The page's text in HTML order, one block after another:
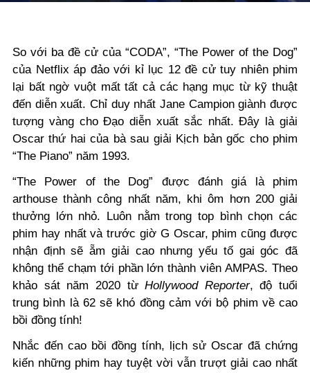
So với ba đề cử của “CODA”, “The Power of the Dog”
của Netflix áp đảo với kỉ lục 12 đề cử tuy nhiên phim
lại bất ngờ vuột mất tất cả các hạng mục từ kỹ thuật
đến diễn xuất. Chỉ duy nhất Jane Campion giành được
tượng vàng cho Đạo diễn xuất sắc nhất. Đây là giải
Oscar thứ hai của bà sau giải Kịch bản gốc cho phim
“The Piano” năm 1993.
“The Power of the Dog” được đánh giá là phim
arthouse thành công nhất năm, khi ôm hơn 200 giải
thưởng lớn nhỏ. Luôn nằm trong top bình chọn các
phim hay nhất và trước giờ G Oscar, phim cũng được
nhận định sẽ ẵm giải caonhưngyếu tố gai góc đã
không thể chạm tới phần lớn thành viên AMPAS. Theo
khảo sát năm 2020 từHollywood Reporter,độ tuổi
trung bình là 62 sẽ khó đồng cảm với bộ phim về cao
bồi đồng tính!
Nhắc đến cao bồi đồng tính, lịch sử Oscar đã chứng
kiến những phim hay tuyệt vời vẫn trượt giải cao nhất